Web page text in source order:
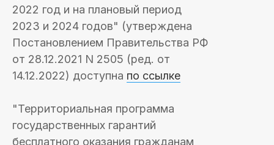
2022 год и на плановый период
2023 и 2024 годов" (утверждена
Постановлением Правительства РФ
от 28.12.2021 N 2505 (ред. от
14.12.2022) доступна по ссылке
"Территориальная программа
государственных гарантий
бесплатного оказания гражданам